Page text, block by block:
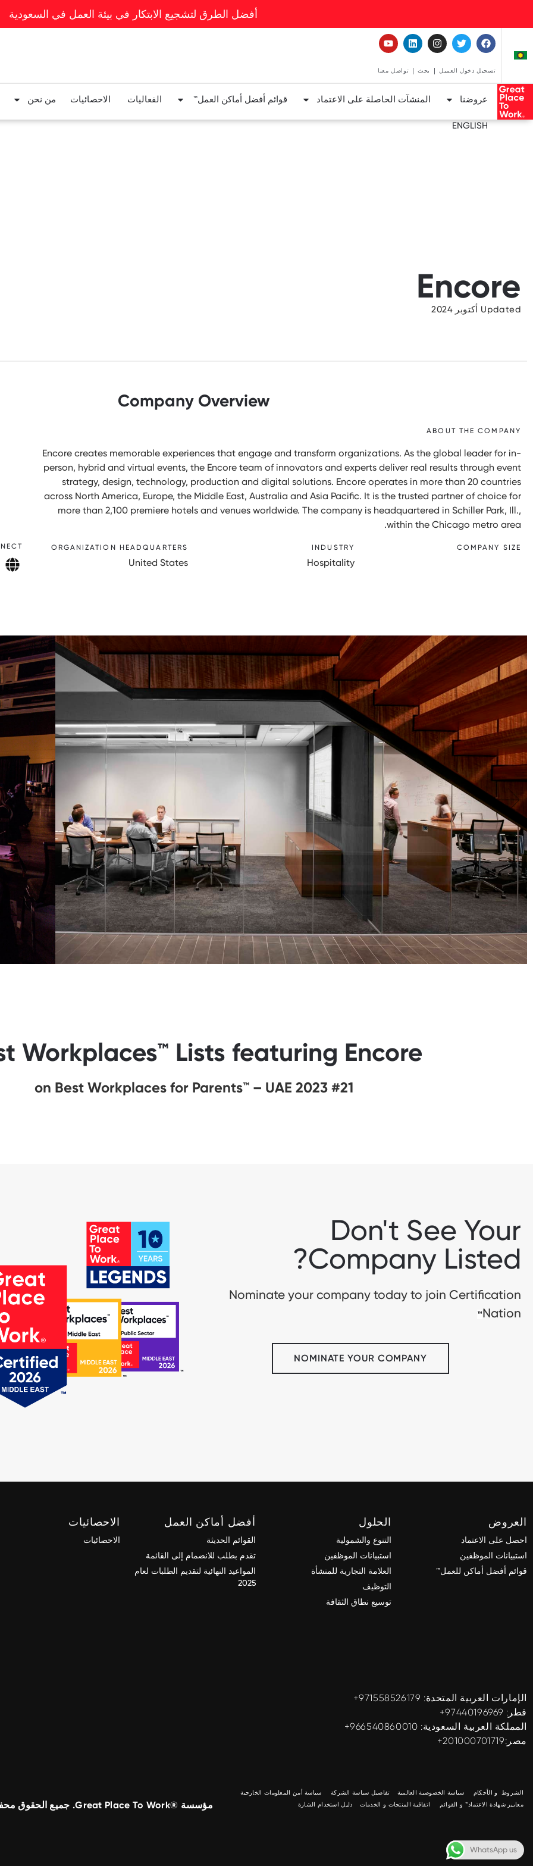
أفضل الطرق لتشجيع الابتكار في بيئة العمل في السعودية
تسجيل دخول العميل بحث تواصل معنا
عروضنا المنشآت الحاصلة على الاعتماد قوائم أفضل أماكن العمل™ الفعاليات الاحصائيات من نحن
ENGLISH
Encore
Updated أكتوبر 2024
Company Overview
ABOUT THE COMPANY
Encore creates memorable experiences that engage and transform organizations. As the global leader for in-
person, hybrid and virtual events, the Encore team of innovators and experts deliver real results through event
strategy, design, technology, production and digital solutions. Encore operates in more than 20 countries
across North America, Europe, the Middle East, Australia and Asia Pacific. It is the trusted partner of choice for
more than 2,100 premiere hotels and venues worldwide. The company is headquartered in Schiller Park, Ill.,
within the Chicago metro area.
COMPANY SIZE
INDUSTRY
Hospitality
ORGANIZATION HEADQUARTERS
United States
Workplaces™ Lists featuring Encore
#21 on Best Workplaces for Parents™️ – UAE 2023
Don't See Your
Company Listed?
Nominate your company today to join Certification
Nation
™
NOMINATE YOUR COMPANY
العروض
احصل على الاعتماد
استبيانات الموظفين
قوائم أفضل أماكن للعمل™
الحلول
التنوع والشمولية
استبيانات الموظفين
العلامة التجارية للمنشأة
التوظيف
توسيع نطاق الثقافة
أفضل أماكن العمل
القوائم الحديثة
تقدم بطلب للانضمام إلى القائمة
المواعيد النهائية لتقديم الطلبات لعام
2025
الاحصائيات
الاحصائيات
الإمارات العربية المتحدة: ‎+971558526179
قطر: ‎+97440196969
المملكة العربية السعودية: ‎+966540860010
مصر:201000701719+
الشروط و الأحكام سياسة الخصوصية العالمية تفاصيل سياسة الشركة
سياسة أمن المعلومات الخارجية
معايير شهادة الاعتماد™ و القوائم
اتفاقية المنتجات و الخدمات دليل استخدام الشارة مؤسسة ®Great Place To Work. جميع الحقوق محفوظة.
WhatsApp us